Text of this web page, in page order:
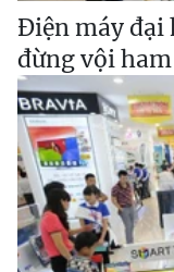
Điện máy đại
đừng vội ham